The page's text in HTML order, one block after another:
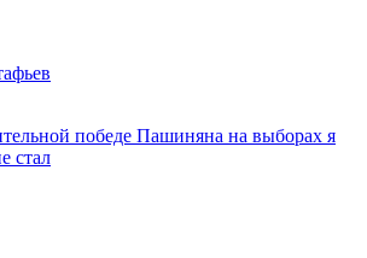
победе Пашиняна на выборах я
стал